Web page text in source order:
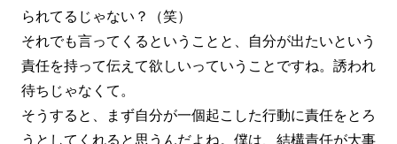
られてるじゃない？（笑）
それでも言ってくるということと、自分が出たいという
責任を持って伝えて欲しいっていうことですね。誘われ
待ちじゃなくて。
そうすると、まず自分が一個起こした行動に責任をとろ
うとしてくれると思うんだよね。僕は、結構責任が大事